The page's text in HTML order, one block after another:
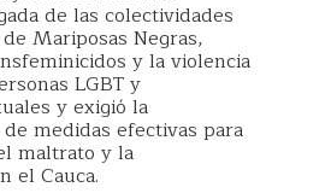
de las colectividades
Mariposas Negras,
y la violencia
LGBT y
y exigió la
medidas efectivas para
maltrato y la
el Cauca.